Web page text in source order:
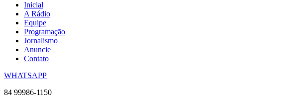
Inicial
A Rádio
Equipe
Programação
Jornalismo
Anuncie
Contato
WHATSAPP
84 99986-1150